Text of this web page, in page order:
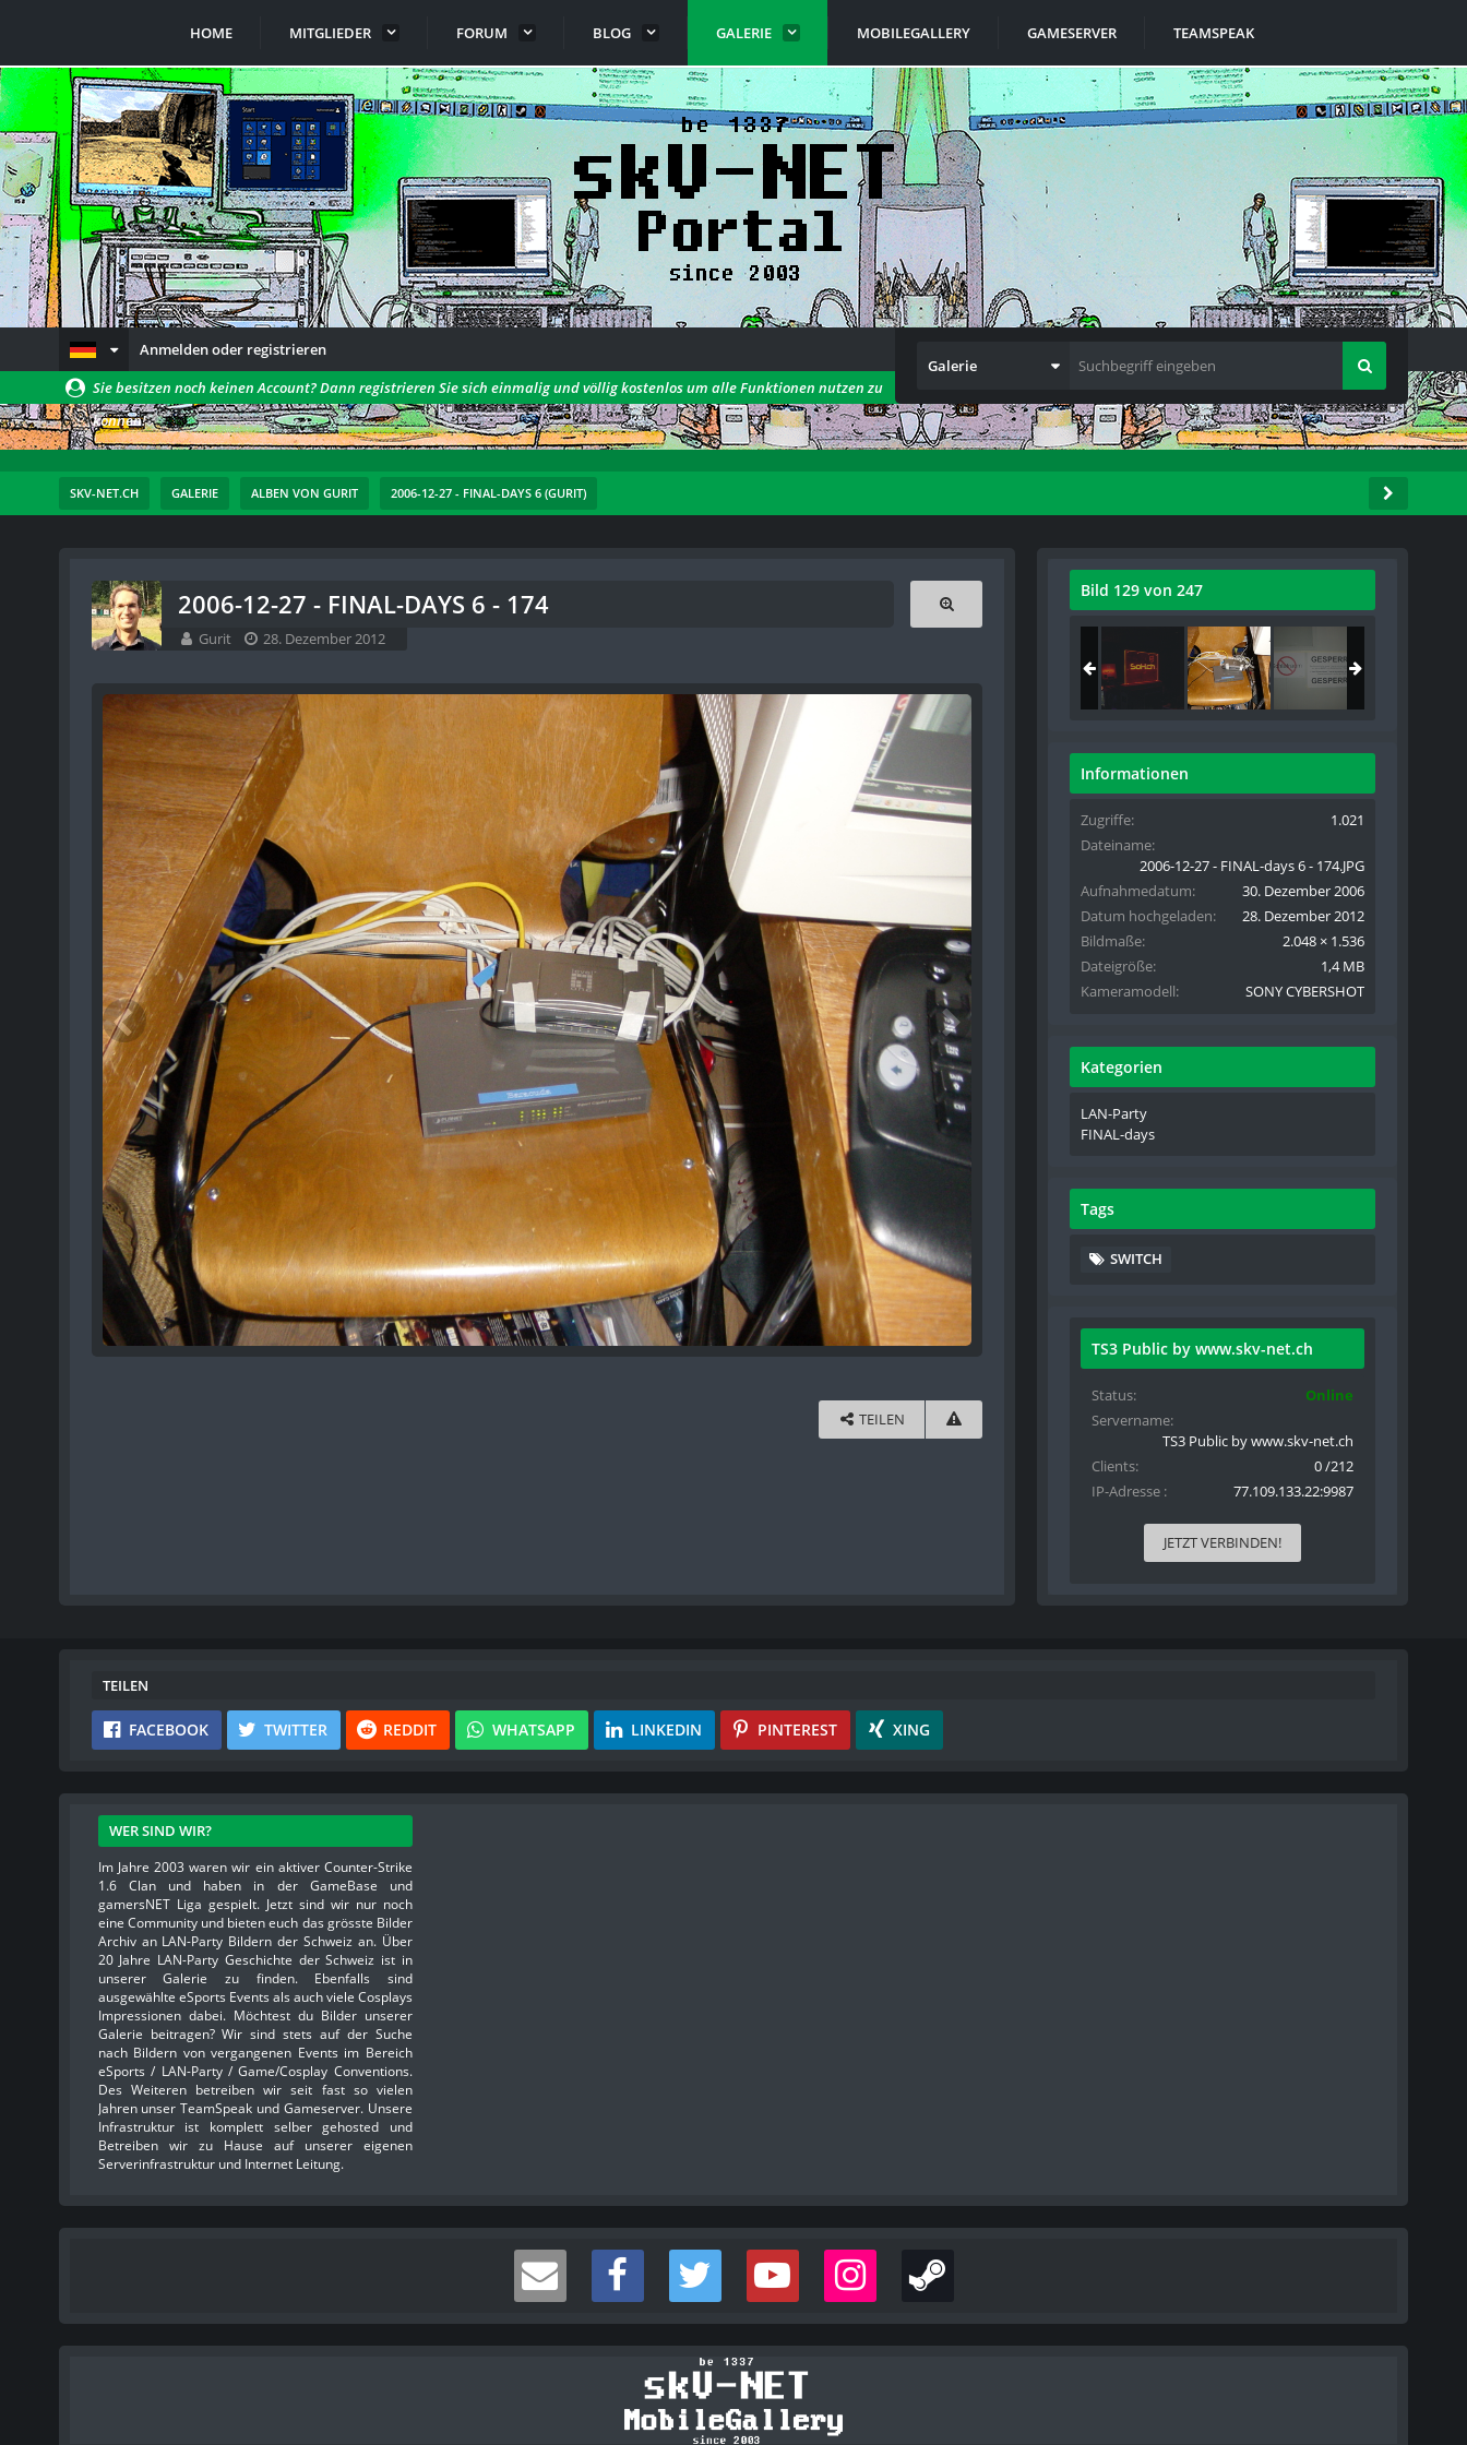
HOME MITGLIEDER FORUM BLOG GALERIE MOBILEGALLERY GAMESERVER TEAMSPEAK
Anmelden oder registrieren
Galerie
Sie besitzen noch keinen Account? Dann registrieren Sie sich einmalig und völlig kostenlos um alle Funktionen nutzen zu
können!
SKV-NET.CH GALERIE ALBEN VON GURIT 2006-12-27 - FINAL-DAYS 6 (GURIT)
2006-12-27 - FINAL-DAYS 6 - 174
Gurit 28. Dezember 2012
TEILEN
Bild 129 von 247
Informationen
Zugriffe
1.021
Dateiname
2006-12-27 - FINAL-days 6 - 174.JPG
Aufnahmedatum
30. Dezember 2006
Datum hochgeladen
28. Dezember 2012
Bildmaße
2.048 × 1.536
Dateigröße
1,4 MB
Kameramodell
SONY CYBERSHOT
Kategorien
LAN-Party
FINAL-days
Tags
SWITCH
TS3 Public by www.skv-net.ch
Status
Online
Servername
TS3 Public by www.skv-net.ch
Clients
0 /212
IP-Adresse
77.109.133.22:9987
JETZT VERBINDEN!
TEILEN
FACEBOOK TWITTER REDDIT WHATSAPP LINKEDIN PINTEREST XING
WER SIND WIR?
Im Jahre 2003 waren wir ein aktiver Counter-Strike
1.6 Clan und haben in der GameBase und
gamersNET Liga gespielt. Jetzt sind wir nur noch
eine Community und bieten euch das grösste Bilder
Archiv an LAN-Party Bildern der Schweiz an. Über
20 Jahre LAN-Party Geschichte der Schweiz ist in
unserer Galerie zu finden. Ebenfalls sind
ausgewählte eSports Events als auch viele Cosplays
Impressionen dabei. Möchtest du Bilder unserer
Galerie beitragen? Wir sind stets auf der Suche
nach Bildern von vergangenen Events im Bereich
eSports / LAN-Party / Game/Cosplay Conventions.
Des Weiteren betreiben wir seit fast so vielen
Jahren unser TeamSpeak und Gameserver. Unsere
Infrastruktur ist komplett selber gehosted und
Betreiben wir zu Hause auf unserer eigenen
Serverinfrastruktur und Internet Leitung.